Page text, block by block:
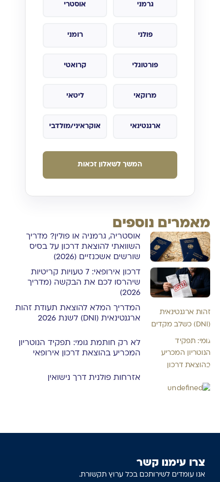
גרמני אוסטרי
פולני רומני
פורטוגלי קרואטי
מרוקאי ליטאי
ארגנטינאי אוקראיני/מולדבי
המשך לשאלון זכאות
מאמרים נוספים
אוסטריה, גרמניה או פולין? מדריך
השוואתי להוצאת דרכון על בסיס
שורשים אשכנזיים (2026)
דרכון אירופאי: 7 טעויות קריטיות
שיהרסו לכם את הבקשה (מדריך
2026)
המדריך המלא להוצאת תעודת זהות
ארגנטינאית (DNI) לשנת 2026
לא רק חותמת גומי: תפקיד הנוטריון
המכריע בהוצאת דרכון אירופאי
אזרחות פולנית דרך נישואין
צרו עימנו קשר
אנו עומדים לשירותכם בכל ערוץ תקשורת.